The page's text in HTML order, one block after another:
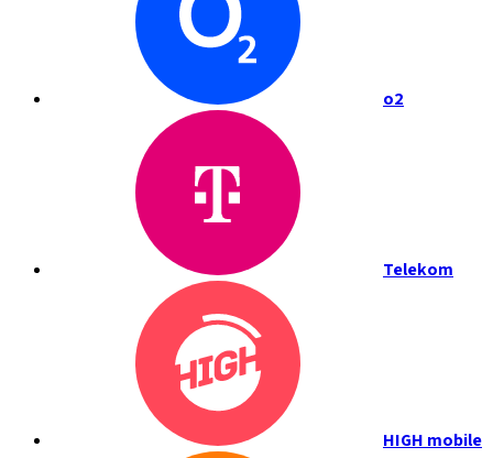
o2
Telekom
HIGH mobile